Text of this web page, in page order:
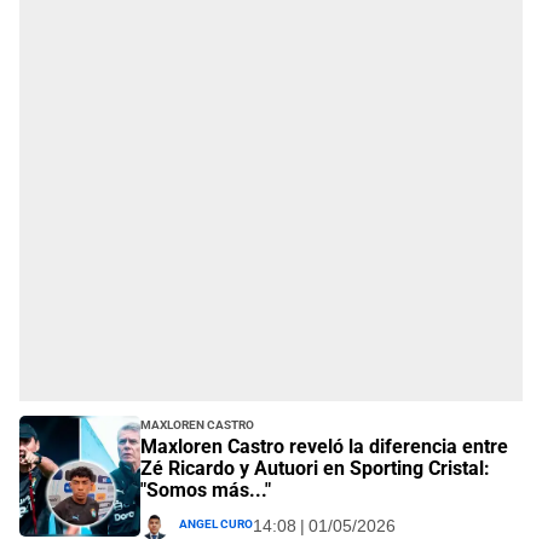
Maxloren Castro
Maxloren Castro reveló la diferencia entre
Zé Ricardo y Autuori en Sporting Cristal:
"Somos más..."
Angel Curo14:08 | 01/05/2026